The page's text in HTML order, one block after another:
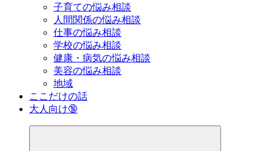
子育ての悩み相談
人間関係の悩み相談
仕事の悩み相談
学校の悩み相談
健康・病気の悩み相談
美容の悩み相談
地域
ここだけの話
大人向け🔞